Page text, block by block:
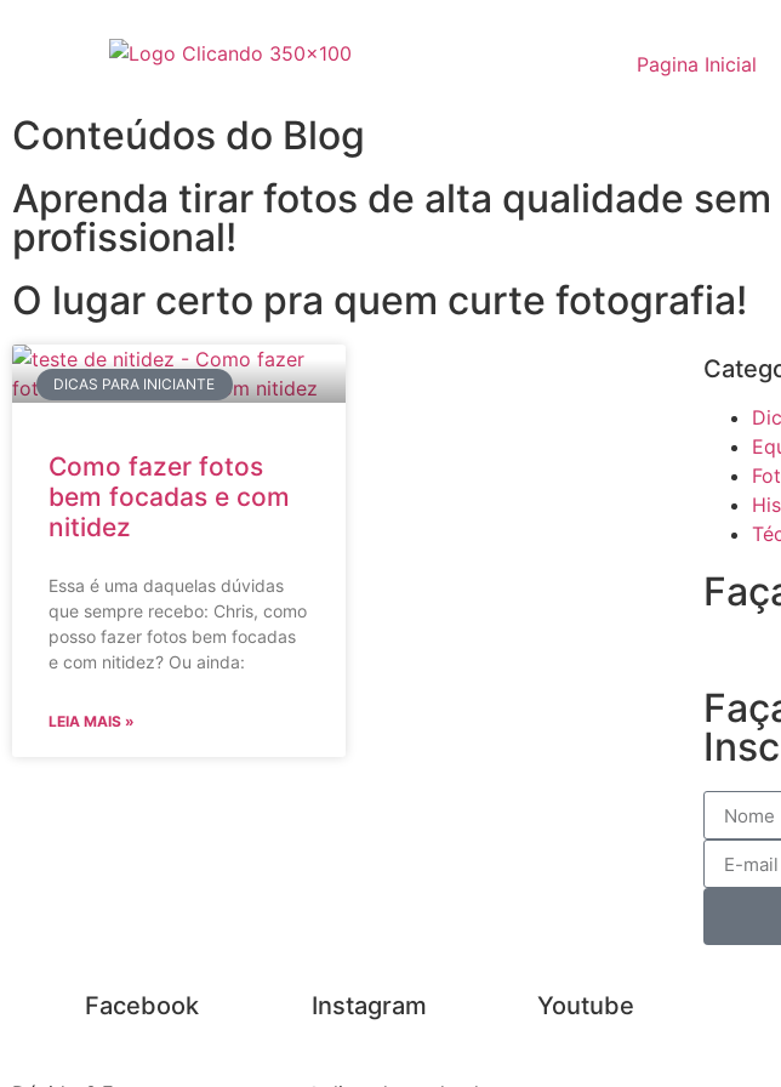
Pagina Inicial
Conteúdos do Blog
Aprenda tirar fotos de alta qualidade
profissional!
O lugar certo pra quem curte fotografia!
DICAS PARA INICIANTE
Como fazer fotos
bem focadas e com
nitidez
Essa é uma daquelas dúvidas
que sempre recebo: Chris, como
posso fazer fotos bem focadas
e com nitidez? Ou ainda:
LEIA MAIS »
Facebook Instagram Youtube